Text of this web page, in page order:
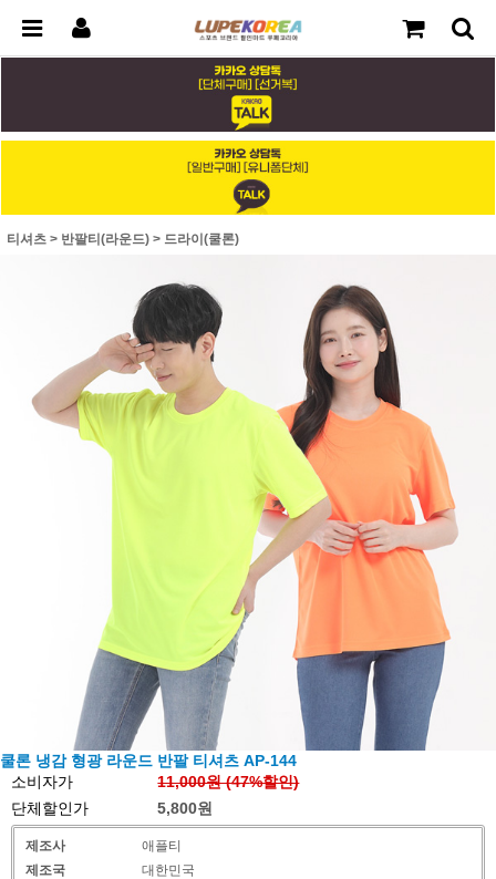
티셔츠 > 반팔티(라운드) > 드라이(쿨론)
쿨론 냉감 형광 라운드 반팔 티셔츠 AP-144
소비자가
11,000원 (47%할인)
단체할인가
5,800원
제조사
애플티
제조국
대한민국